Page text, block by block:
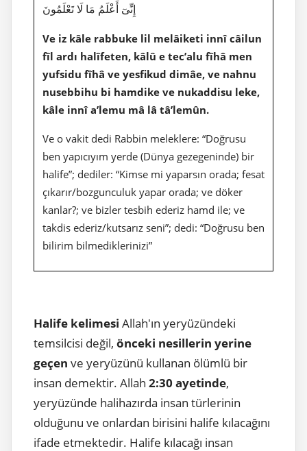
إِنِّىٓ أَعْلَمُ مَا لَا تَعْلَمُونَ
Ve iz kâle rabbuke lil melâiketi innî câilun
fîl ardı halîfeten, kâlû e tec’alu fîhâ men
yufsidu fîhâ ve yesfikud dimâe, ve nahnu
nusebbihu bi hamdike ve nukaddisu leke,
kâle innî a’lemu mâ lâ tâ’lemûn.
Ve o vakit dedi Rabbin meleklere: “Doğrusu
ben yapıcıyım yerde (Dünya gezegeninde) bir
halife”; dediler: “Kimse mi yaparsın orada; fesat
çıkarır/bozgunculuk yapar orada; ve döker
kanlar?; ve bizler tesbih ederiz hamd ile; ve
takdis ederiz/kutsarız seni”; dedi: “Doğrusu ben
bilirim bilmediklerinizi”
Halife kelimesi Allah'ın yeryüzündeki
temsilcisi değil, önceki nesillerin yerine
geçen ve yeryüzünü kullanan ölümlü bir
insan demektir. Allah 2:30 ayetinde,
yeryüzünde halihazırda insan türlerinin
olduğunu ve onlardan birisini halife kılacağını
ifade etmektedir. Halife kılacağı insan